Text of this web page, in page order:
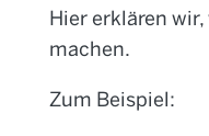
Hier erklären
machen.
Zum Beispiel: